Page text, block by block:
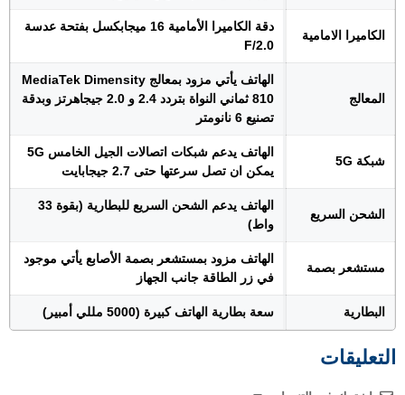
الكاميرا الامامية
دقة الكاميرا الأمامية 16 ميجابكسل بفتحة عدسة
F/2.0
المعالج
الهاتف يأتي مزود بمعالج MediaTek Dimensity
810 ثماني النواة بتردد 2.4 و 2.0 جيجاهرتز وبدقة
تصنيع 6 نانومتر
شبكة 5G
الهاتف يدعم شبكات اتصالات الجيل الخامس 5G
يمكن ان تصل سرعتها حتى 2.7 جيجابايت
الشحن السريع
الهاتف يدعم الشحن السريع للبطارية (بقوة 33
واط)
مستشعر بصمة
الهاتف مزود بمستشعر بصمة الأصابع يأتي موجود
في زر الطاقة جانب الجهاز
البطارية سعة بطارية الهاتف كبيرة (5000 مللي أمبير)
التعليقات